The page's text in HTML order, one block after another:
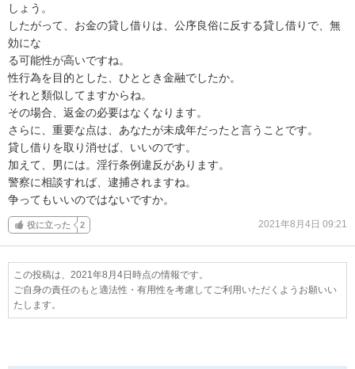
しょう。
したがって、お金の貸し借りは、公序良俗に反する貸し借りで、無
効にな
る可能性が高いですね。
性行為を目的とした、ひととき金融でしたか。
それと類似してますからね。
その場合、返金の必要はなくなります。
さらに、重要な点は、あなたが未成年だったと言うことです。
貸し借りを取り消せば、いいのです。
加えて、男には。淫行条例違反があります。
警察に相談すれば、逮捕されますね。
争ってもいいのではないですか。
役に立った 2 2021年8月4日 09:21
この投稿は、2021年8月4日時点の情報です。
ご自身の責任のもと適法性・有用性を考慮してご利用いただくようお願いい
たします。